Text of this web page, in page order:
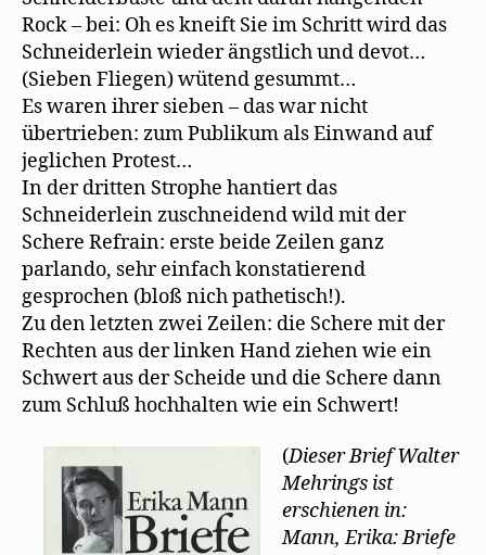
Rock – bei: Oh es kneift Sie im Schritt wird das
Schneiderlein wieder ängstlich und devot…
(Sieben Fliegen) wütend gesummt…
Es waren ihrer sieben – das war nicht
übertrieben: zum Publikum als Einwand auf
jeglichen Protest…
In der dritten Strophe hantiert das
Schneiderlein zuschneidend wild mit der
Schere Refrain: erste beide Zeilen ganz
parlando, sehr einfach konstatierend
gesprochen (bloß nich pathetisch!).
Zu den letzten zwei Zeilen: die Schere mit der
Rechten aus der linken Hand ziehen wie ein
Schwert aus der Scheide und die Schere dann
zum Schluß hochhalten wie ein Schwert!
(Dieser Brief Walter
Mehrings ist
erschienen in:
Mann, Erika: Briefe